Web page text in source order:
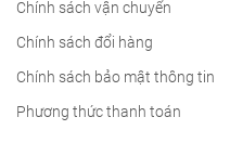
Chính sách vận chuyển
Chính sách đổi hàng
Chính sách bảo mật thông tin
Phương thức thanh toán